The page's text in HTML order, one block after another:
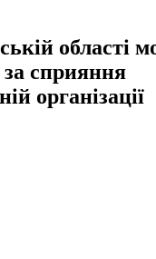
області
сприяння
організації